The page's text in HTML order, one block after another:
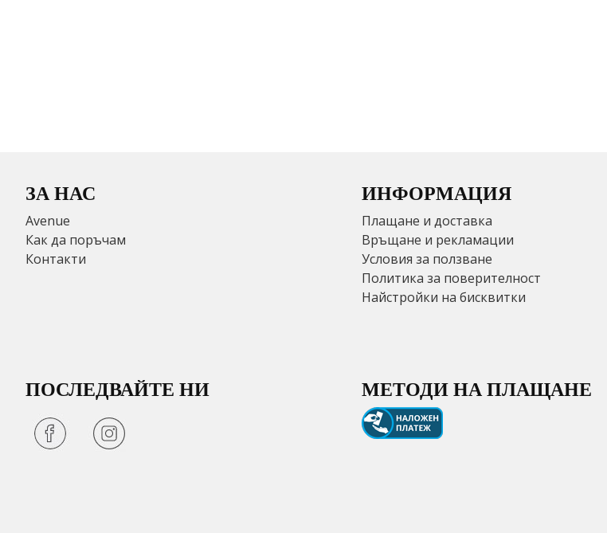
ЗА НАС
Avenue
Как да поръчам
Контакти
ИНФОРМАЦИЯ
Плащане и доставка
Връщане и рекламации
Условия за ползване
Политика за поверителност
Найстройки на бисквитки
ПОСЛЕДВАЙТЕ НИ МЕТОДИ НА ПЛАЩАНЕ